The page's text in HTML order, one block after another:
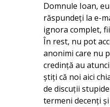
Domnule Ioan,
răspundeți la e-
ignora complet,
În rest, nu pot
anonimi care nu
credință au
știți că noi aici
de discuții
termeni decenți